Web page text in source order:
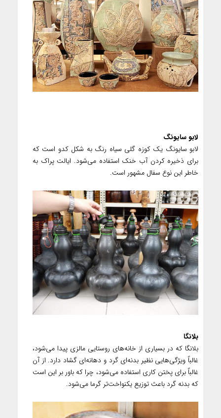
لابو سایونگ
لابو سایونگ یک کوزه گلی سیاه رنگ به شکل کدو است که
برای ذخیره کردن آب خنک استفاده می‌شود. ایالت پراک به
خاطر این نوع سفال مشهور است.
بلانگا
بلانگا که در بسیاری از خانه‌های روستایی مالزی پیدا می‌شود،
غالباً ویژگی‌هایی نظیر بدنه‌ای گرد و دهانه‌ای گشاد دارد. از آن
غالباً برای پختن کاری استفاده می‌شود، چرا که باور بر این است
که بدنه گرد باعث توزیع یکنواخت‌تر گرما می‌شود.